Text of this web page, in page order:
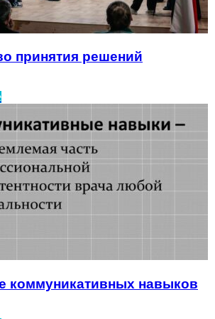
принятия решений
коммуникативных навыков